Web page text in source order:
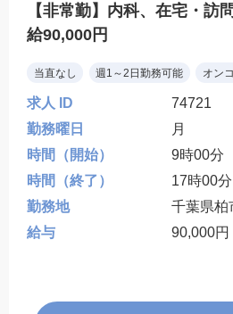
【非常勤】内科、在宅・訪
給90,000円
当直なし 週1～2日勤務可能 オン
求人 ID
74721
勤務曜日
月
時間（開始）
9時00分
時間（終了）
17時00分
勤務地
千葉県柏
給与
90,000円